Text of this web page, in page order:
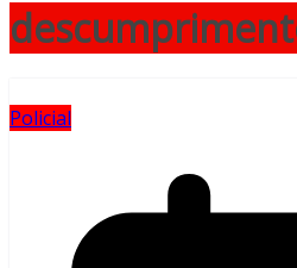
Policial